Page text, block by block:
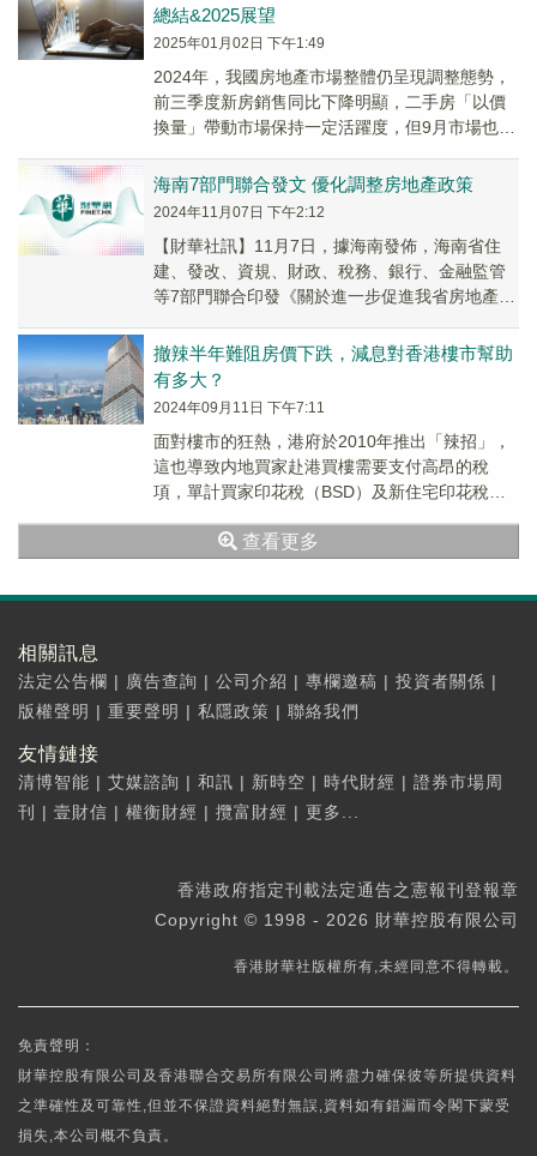
總結&2025展望
2025年01月02日 下午1:49
2024年，我國房地產市場整體仍呈現調整態勢，
前三季度新房銷售同比下降明顯，二手房「以價
換量」帶動市場保持一定活躍度，但9月市場也出
地...
海南7部門聯合發文 優化調整房地產政策
2024年11月07日 下午2:12
【財華社訊】11月7日，據海南發佈，海南省住
建、發改、資規、財政、稅務、銀行、金融監管
等7部門聯合印發《關於進一步促進我省房地產市
目可適...
撤辣半年難阻房價下跌，減息對香港樓市幫助
有多大？
2024年09月11日 下午7:11
面對樓市的狂熱，港府於2010年推出「辣招」，
這也導致内地買家赴港買樓需要支付高昂的稅
項，單計買家印花稅（BSD）及新住宅印花稅，
查看更多
相關訊息
法定公告欄 | 廣告查詢 | 公司介紹 | 專欄邀稿 | 投資者關係 |
版權聲明 | 重要聲明 | 私隱政策 | 聯絡我們
友情鏈接
清博智能 | 艾媒諮詢 | 和訊 | 新時空 | 時代財經 | 證券市場周
刊
| 壹財信 | 權衡財經 | 攬富財經 | 更多...
香港政府指定刊載法定通告之憲報刊登報章
Copyright © 1998 - 2026 財華控股有限公司
香港財華社版權所有,未經同意不得轉載。
免責聲明：
財華控股有限公司及香港聯合交易所有限公司將盡力確保彼等所提供資料
之準確性及可靠性,但並不保證資料絕對無誤,資料如有錯漏而令閣下蒙受
損失,本公司概不負責。